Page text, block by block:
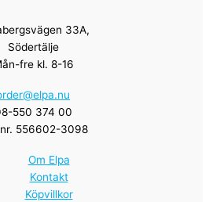
33A,
Södertälje
fre kl. 8-16
550 374 00
556602-3098
Om Elpa
Kontakt
Köpvillkor